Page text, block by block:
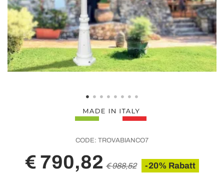
CODE: TROVABIANCO7
€ 790,82 € 988,52 -20% Rabatt